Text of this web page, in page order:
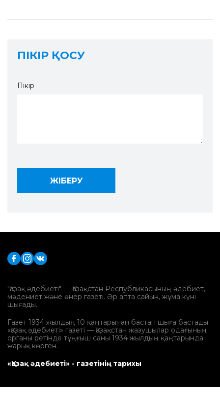
ПІКІР ҚОСУ
Пікір
"Қазақ әдебиеті" — Қазақстан Республикасының әдебиет,
мәдениет және өнер газеті. Әр апта сайын, жұма күні
шығады.
Газет 1934 жылдың 10 қаңтарынан бастап шыға бастады.
«Қазақ әдебиеті» газеті — Қазақстан жазушылар одағының
органы ретінде тұңғыш саны 1934 жылдың қаңтарында
жарық көрген.
«Қазақ әдебиеті» - газетінің тарихы